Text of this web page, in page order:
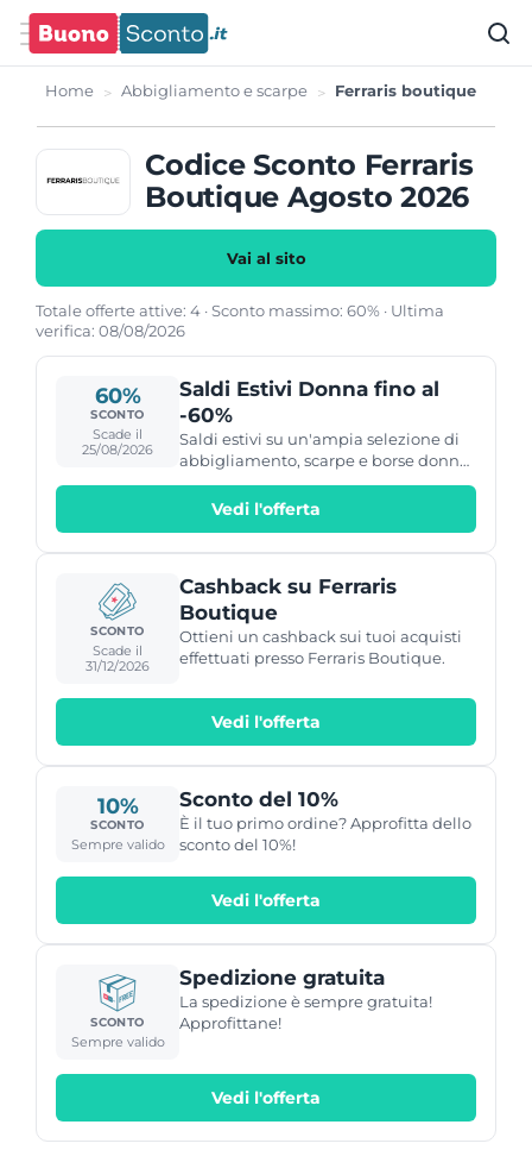
Home Abbigliamento e scarpe Ferraris boutique
Codice Sconto Ferraris
Boutique Agosto 2026
Vai al sito
Totale offerte attive: 4 · Sconto massimo: 60% · Ultima
verifica: 08/08/2026
60%
SCONTO
Scade il
25/08/2026
Saldi Estivi Donna fino al
-60%
Saldi estivi su un'ampia selezione di
abbigliamento, scarpe e borse donna
di più marche, con filtro sconto
disponibile da -20% fino a -60%.
Vedi l'offerta
SCONTO
Scade il
31/12/2026
Cashback su Ferraris
Boutique
Ottieni un cashback sui tuoi acquisti
effettuati presso Ferraris Boutique.
Vedi l'offerta
10%
SCONTO
Sempre valido
Sconto del 10%
È il tuo primo ordine? Approfitta dello
sconto del 10%!
Vedi l'offerta
SCONTO
Sempre valido
Spedizione gratuita
La spedizione è sempre gratuita!
Approfittane!
Vedi l'offerta